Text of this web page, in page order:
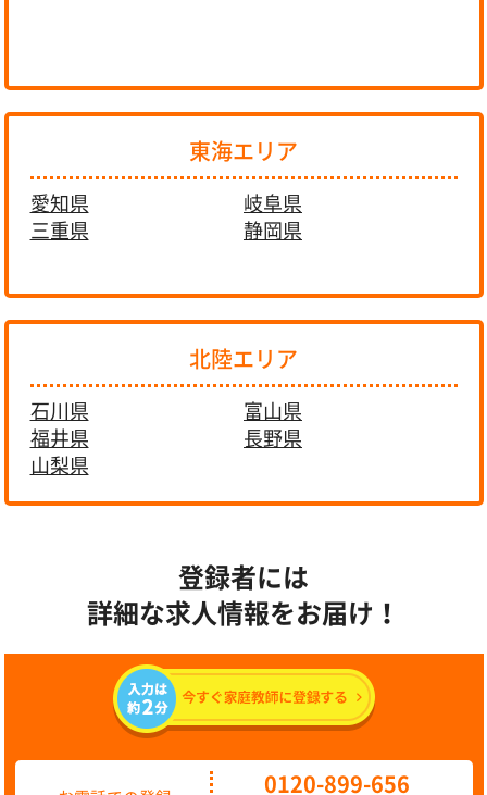
東海エリア
愛知県
岐阜県
三重県
静岡県
北陸エリア
石川県
富山県
福井県
長野県
山梨県
登録者には
詳細な求人情報をお届け！
0120-899-656